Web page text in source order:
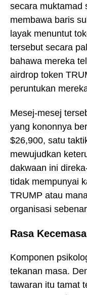
secara muktamad
membawa baris
layak menuntut
tersebut secara
bahawa mereka
airdrop token
peruntukan
Mesej-mesej
yang kononnya
$26,900, satu
mewujudkan
dakwaan ini
tidak mempunyai
TRUMP atau
organisasi
Rasa
Komponen
tekanan masa.
tawaran itu tamat